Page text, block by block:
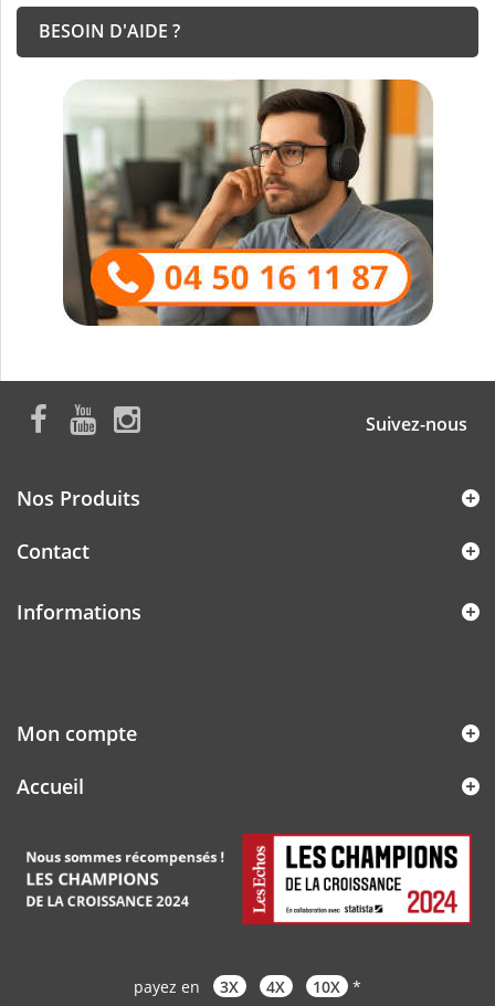
BESOIN D'AIDE ?
Suivez-nous
Nos Produits
Contact
Informations
Mon compte
Accueil
payez en 3X 4X 10X *